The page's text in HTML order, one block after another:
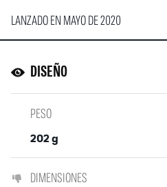
LANZADO EN MAYO DE 2020
DISEÑO
PESO
202 g
DIMENSIONES